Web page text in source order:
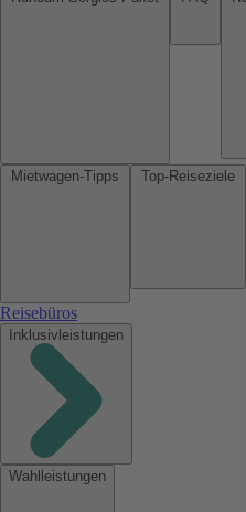
Reisebüros
Inklusivleistungen
Wahlleistungen